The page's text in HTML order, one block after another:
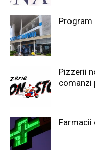
Program
Pizzerii
comanzi
Farmacii